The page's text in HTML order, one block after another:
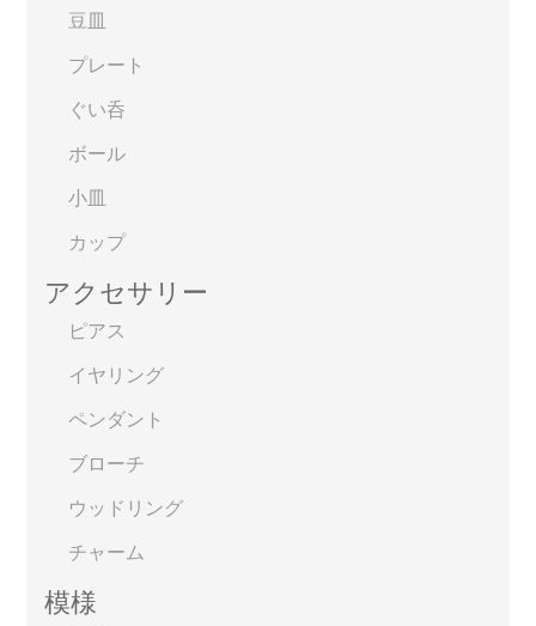
豆皿
プレート
ぐい呑
ボール
小皿
カップ
アクセサリー
ピアス
イヤリング
ペンダント
ブローチ
ウッドリング
チャーム
模様